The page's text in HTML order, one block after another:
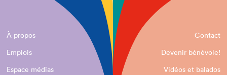
À propos
Contact
Emplois
Devenir bénévole!
Espace médias
Vidéos et balados